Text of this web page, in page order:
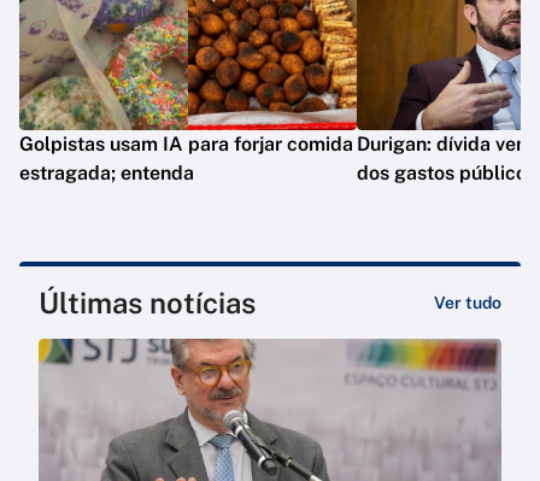
Golpistas usam IA para forjar comida
estragada; entenda
Durigan: dívida vem
dos gastos públicos
Últimas notícias Ver tudo